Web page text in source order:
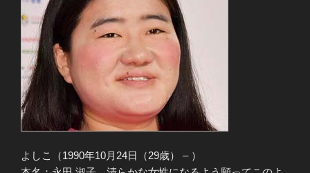
よしこ（1990年10月24日（29歳） – ）